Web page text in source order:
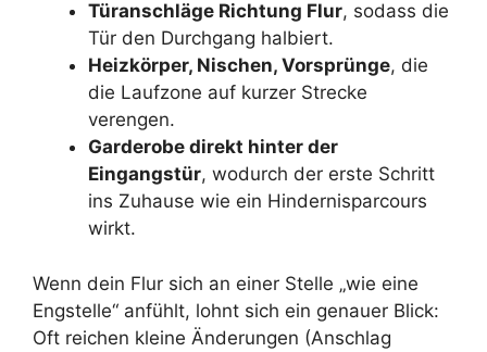
Türanschläge Richtung Flur, sodass die
Tür den Durchgang halbiert.
Heizkörper, Nischen, Vorsprünge, die
die Laufzone auf kurzer Strecke
verengen.
Garderobe direkt hinter der
Eingangstür, wodurch der erste Schritt
ins Zuhause wie ein Hindernisparcours
wirkt.
Wenn dein Flur sich an einer Stelle „wie eine
Engstelle“ anfühlt, lohnt sich ein genauer Blick:
Oft reichen kleine Änderungen (Anschlag